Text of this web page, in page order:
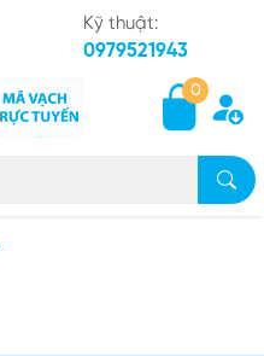
Kỹ thuật:
0979521943
0